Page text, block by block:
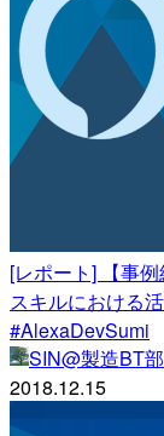
[レポート] 【事
スキルにおける
#AlexaDevSumi
SIN@製造BT部
2018.12.15